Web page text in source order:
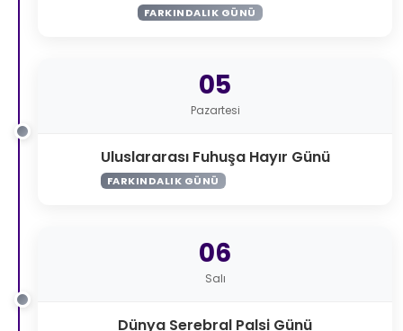
FARKINDALIK GÜNÜ
05
Pazartesi
Uluslararası Fuhuşa Hayır Günü
FARKINDALIK GÜNÜ
06
Salı
Dünya Serebral Palsi Günü